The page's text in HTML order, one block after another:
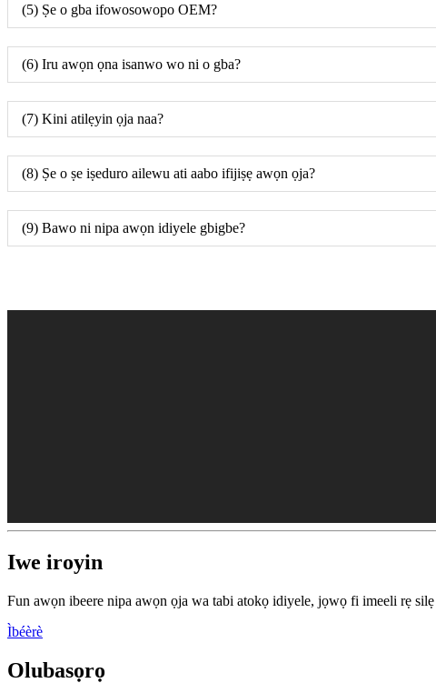
(5) Ṣe o gba ifowosowopo OEM?
(6) Iru awọn ọna isanwo wo ni o gba?
(7) Kini atilẹyin ọja naa?
(8) Ṣe o ṣe iṣeduro ailewu ati aabo ifijiṣẹ awọn ọja?
(9) Bawo ni nipa awọn idiyele gbigbe?
Iwe iroyin
Fun awọn ibeere nipa awọn ọja wa tabi atokọ idiyele, jọwọ fi imeeli rẹ
Ìbéèrè
Olubasọrọ